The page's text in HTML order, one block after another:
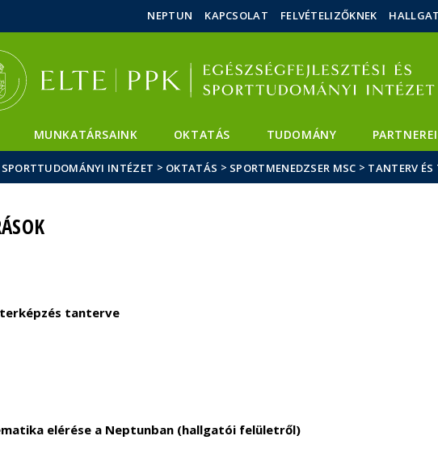
Hírek
Események
ELTE a
NEPTUN KAPCSOLAT FELVÉTELIZŐKNEK
MUNKATÁRSAINK OKTATÁS TUDOMÁNY
SPORTTUDOMÁNYI INTÉZET > OKTATÁS > SPORTMENEDZSER MSC > TANTERV ÉS
tanterve
elérése a Neptunban (hallgatói felületről)